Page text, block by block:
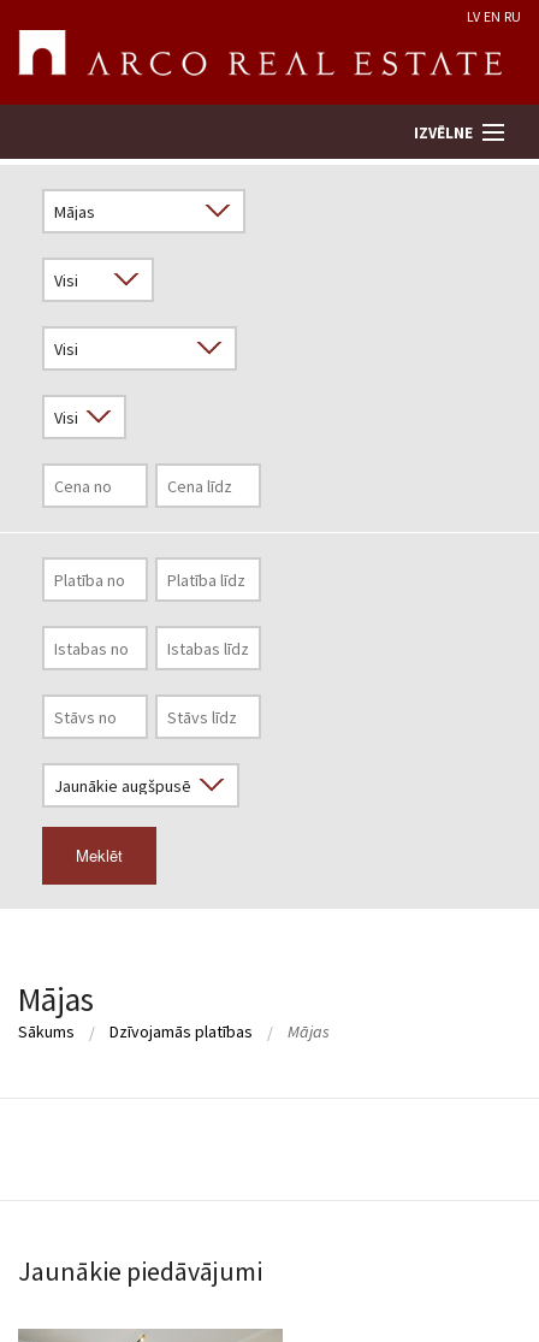
LV EN RU
IZVĒLNE
Novērtēt īpašumu
Uzņēmums
Pakalpojumi
Kontakti
Meklēt
Mājas
Sākums Dzīvojamās platības Mājas
Jaunākie piedāvājumi